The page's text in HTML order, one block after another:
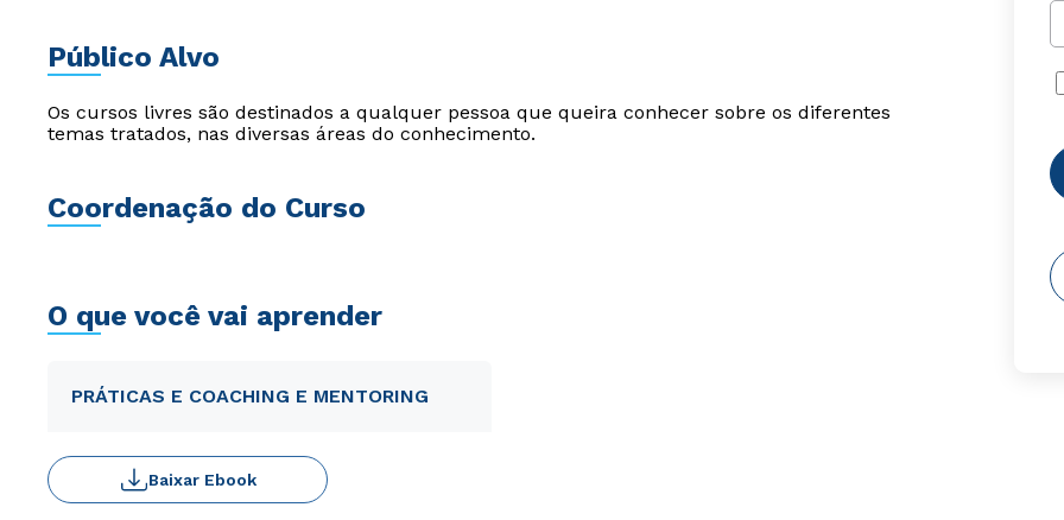
Público Alvo
Os cursos livres são destinados a qualquer pessoa que queira conhecer sobre os diferentes
temas tratados, nas diversas áreas do conhecimento.
Coordenação do Curso
O que você vai aprender
PRÁTICAS E COACHING E MENTORING
Baixar Ebook